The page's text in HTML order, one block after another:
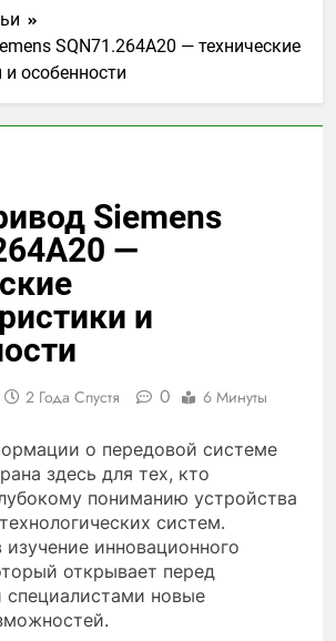
SQN71.264A20 — технические
и особенности
Siemens
—
и
2 Года Спустя 0 6 Минуты
о передовой системе
здесь для тех, кто
пониманию устройства
систем.
изучение инновационного
открывает перед
новые